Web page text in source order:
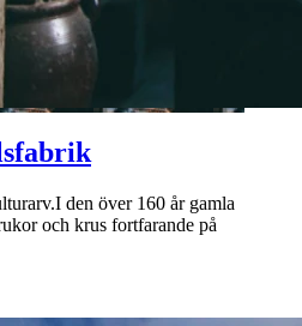
den över 160 år gamla
och krus fortfarande på